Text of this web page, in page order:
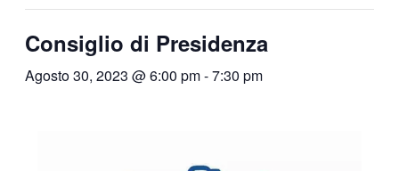
Consiglio di Presidenza
Agosto 30, 2023 @ 6:00 pm-7:30 pm